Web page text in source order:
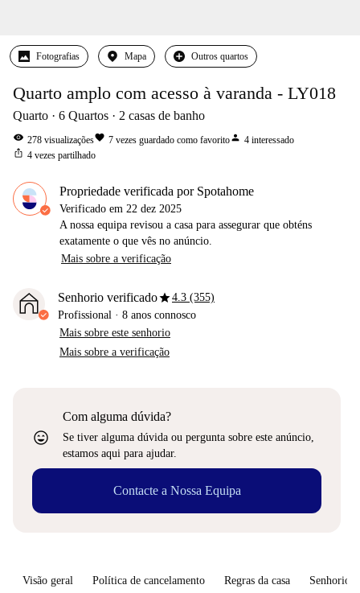
Fotografias Mapa Outros quartos
Quarto amplo com acesso à varanda - LY018
Quarto 6 Quartos 2 casas de banho
visibility 278 visualizaçõesfavorite 7 vezes guardado como favoritoperson 4 interessado
ios_share 4 vezes partilhado
Propriedade verificada por Spotahome
Verificado em 22 dez 2025
A nossa equipa revisou a casa para assegurar que obténs
exatamente o que vês no anúncio.
Mais sobre a verificação
Senhorio verificadostar4.3 (355)
Profissional · 8 anos connosco
Mais sobre este senhorio
Mais sobre a verificação
sentiment_very_satisfied
Com alguma dúvida?
Se tiver alguma dúvida ou pergunta sobre este anúncio,
estamos aqui para ajudar.
Contacte a Nossa Equipa
Visão geral Política de cancelamento Regras da casa Senhorio